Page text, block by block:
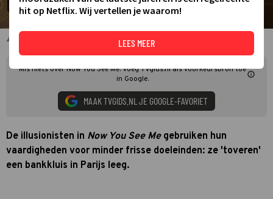
Now You See Me
Mis niets over Now You See Me. Voeg TVgids.nl als voorkeursbron toe
in Google.
MAAK TVGIDS.NL JE GOOGLE-FAVORIET
De illusionisten in Now You See Me gebruiken hun
vaardigheden voor minder frisse doeleinden: ze 'toveren'
een bankkluis in Parijs leeg.
hit op Netflix. Wij vertellen je waarom!
LEES MEER